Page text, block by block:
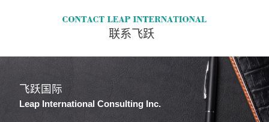
联系飞跃
飞跃国际
Leap International Consulting Inc.